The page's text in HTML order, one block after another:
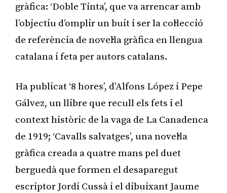
gràfica: ‘Doble Tinta’, que va arrencar amb
l’objectiu d’omplir un buit i ser la col·lecció
de referència de novel·la gràfica en llengua
catalana i feta per autors catalans.
Ha publicat ‘8 hores’, d’Alfons López i Pepe
Gálvez, un llibre que recull els fets i el
context històric de la vaga de La Canadenca
de 1919; ‘Cavalls salvatges’, una novel·la
gràfica creada a quatre mans pel duet
berguedà que formen el desaparegut
escriptor Jordi Cussà i el dibuixant Jaume